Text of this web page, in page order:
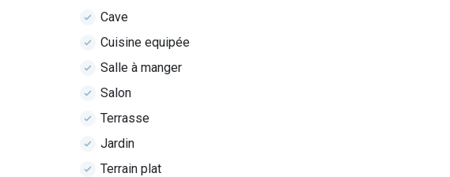
Cave
Cuisine equipée
Salle à manger
Salon
Terrasse
Jardin
Terrain plat